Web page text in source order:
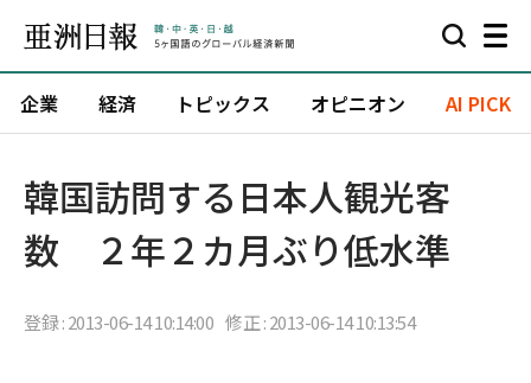
企業 経済 トピックス オピニオン AI PICK
韓国訪問する日本人観光客
数 ２年２カ月ぶり低水準
登録 : 2013-06-14 10:14:00 修正 : 2013-06-14 10:13:54